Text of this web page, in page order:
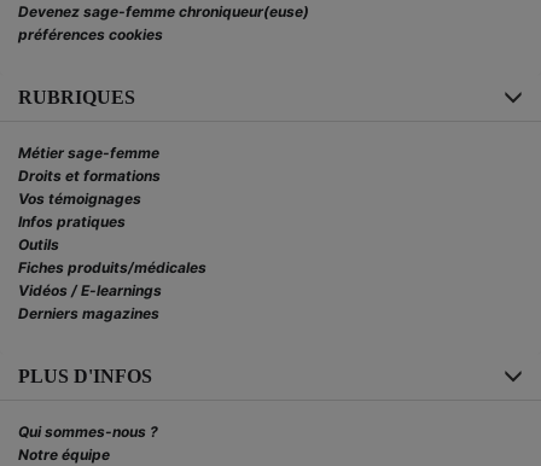
Devenez sage-femme chroniqueur(euse)
préférences cookies
RUBRIQUES
Métier sage-femme
Droits et formations
Vos témoignages
Infos pratiques
Outils
Fiches produits/médicales
Vidéos / E-learnings
Derniers magazines
PLUS D'INFOS
Qui sommes-nous ?
Notre équipe